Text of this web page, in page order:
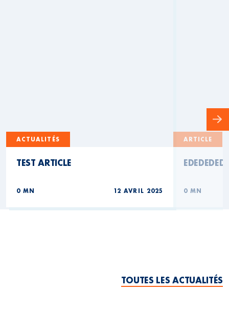
ACTUALITÉS
TEST ARTICLE
0 MN 12 AVRIL 2025
ARTICLE
EDEDEDED
0 MN
TOUTES LES ACTUALITÉS